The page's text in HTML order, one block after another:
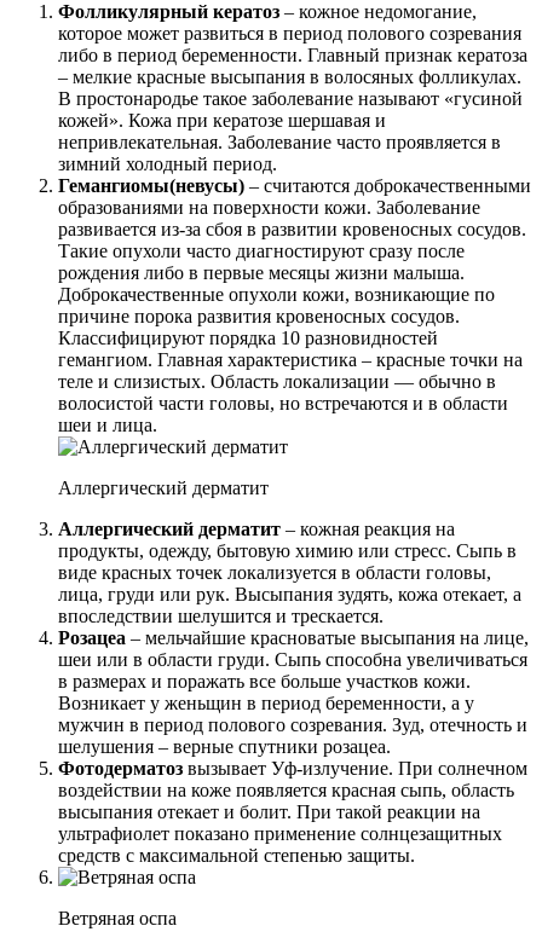
Фолликулярный кератоз – кожное недомогание,
которое может развиться в период полового созревания
либо в период беременности. Главный признак кератоза
– мелкие красные высыпания в волосяных фолликулах.
В простонародье такое заболевание называют «гусиной
кожей». Кожа при кератозе шершавая и
непривлекательная. Заболевание часто проявляется в
зимний холодный период.
Гемангиомы(невусы) – считаются доброкачественными
образованиями на поверхности кожи. Заболевание
развивается из-за сбоя в развитии кровеносных сосудов.
Такие опухоли часто диагностируют сразу после
рождения либо в первые месяцы жизни малыша.
Доброкачественные опухоли кожи, возникающие по
причине порока развития кровеносных сосудов.
Классифицируют порядка 10 разновидностей
гемангиом. Главная характеристика – красные точки на
теле и слизистых. Область локализации — обычно в
волосистой части головы, но встречаются и в области
шеи и лица.
Аллергический дерматит
Аллергический дерматит – кожная реакция на
продукты, одежду, бытовую химию или стресс. Сыпь в
виде красных точек локализуется в области головы,
лица, груди или рук. Высыпания зудять, кожа отекает, а
впоследствии шелушится и трескается.
Розацеа – мельчайшие красноватые высыпания на лице,
шеи или в области груди. Сыпь способна увеличиваться
в размерах и поражать все больше участков кожи.
Возникает у женьщин в период беременности, а у
мужчин в период полового созревания. Зуд, отечность и
шелушения – верные спутники розацеа.
Фотодерматоз вызывает Уф-излучение. При солнечном
воздействии на коже появляется красная сыпь, область
высыпания отекает и болит. При такой реакции на
ультрафиолет показано применение солнцезащитных
средств с максимальной степенью защиты.
Ветряная оспа